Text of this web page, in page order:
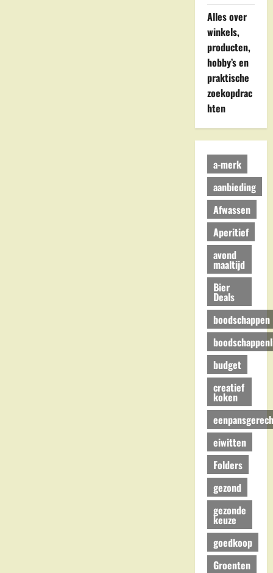
Alles over
winkels,
producten,
hobby’s en
praktische
zoekopdrac
hten
a-merk
aanbieding
Afwassen
Aperitief
avond
maaltijd
Bier
Deals
boodschappen
budget
creatief
koken
eiwitten
Folders
gezond
gezonde
keuze
goedkoop
Groenten